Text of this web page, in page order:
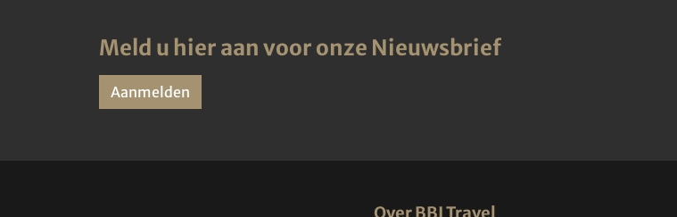
Meld u hier aan voor onze Nieuwsbrief
Aanmelden
Over BBI Travel